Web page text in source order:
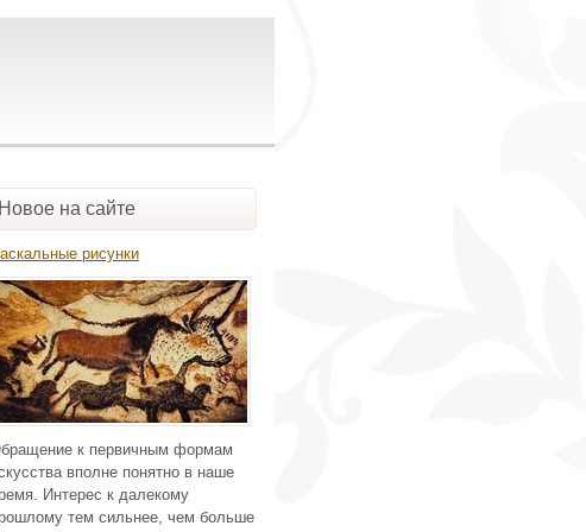
Новое на сайте
рисунки
к первичным формам
вполне понятно в наше
Интерес к далекому
тем сильнее, чем больше